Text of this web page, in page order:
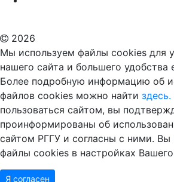
2026
Мы используем файлы cookies для
нашего сайта и большего удобства
Более подробную информацию об
файлов cookies можно найти здесь.
пользоваться сайтом, вы
проинформированы об
сайтом РГГУ и согласны с ними.
файлы cookies в настройках Вашего
Я согласен